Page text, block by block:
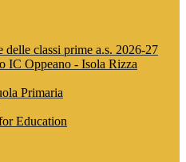
classi prime a.s. 2026-27
IC Oppeano - Isola Rizza
Primaria
Education